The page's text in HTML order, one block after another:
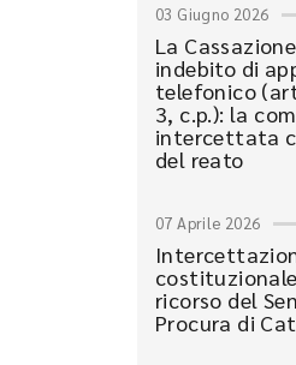
03 Giugno 2026
La
indebito di
telefonico
3, c.p.): la
intercettata
del reato
07 Aprile 2026
ricorso del
Procura di